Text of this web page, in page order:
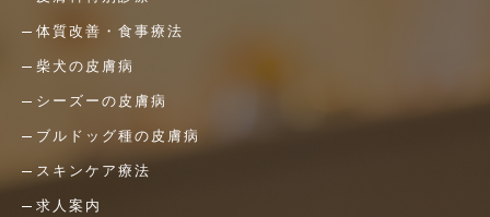
体質改善・食事療法
柴犬の皮膚病
シーズーの皮膚病
ブルドッグ種の皮膚病
スキンケア療法
求人案内